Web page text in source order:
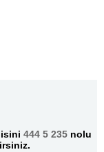
444 5 235 nolu